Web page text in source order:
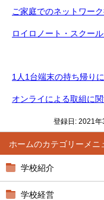
ホーム
学校紹介
学校経営
ご家庭でのネットワー
ロイロノート・スクー
1人1台端末の持ち帰り
オンライによる取組に
登録日: 2021年